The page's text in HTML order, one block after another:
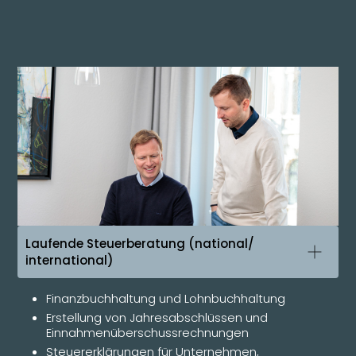
Laufende Steuerberatung (national/
international)
Finanzbuchhaltung und Lohnbuchhaltung
Erstellung von Jahresabschlüssen und
Einnahmenüberschussrechnungen
Steuererklärungen für Unternehmen,